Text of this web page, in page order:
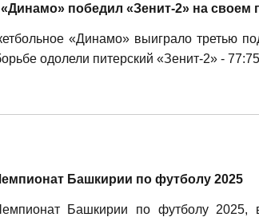
победил «Зенит-2» на своем
«Динамо» выиграло третью
одолели питерский «Зенит-2» -
Башкирии по футболу 2025
Башкирии по футболу 2025,